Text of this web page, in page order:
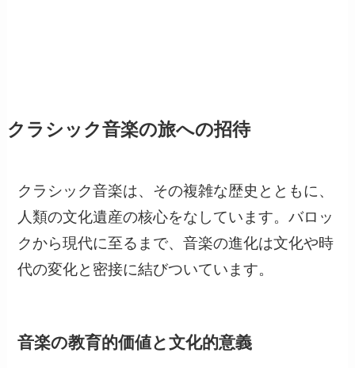
クラシック音楽の旅への招待
クラシック音楽は、その複雑な歴史とともに、
人類の文化遺産の核心をなしています。バロッ
クから現代に至るまで、音楽の進化は文化や時
代の変化と密接に結びついています。
音楽の教育的価値と文化的意義